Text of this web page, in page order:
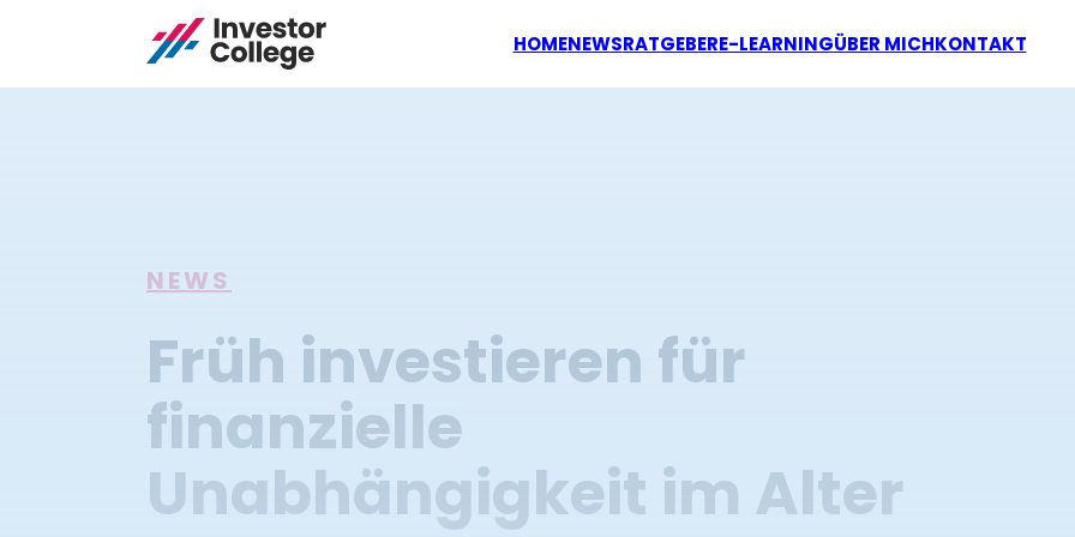
HOMENEWSRATGEBERE-LEARNINGÜBER MICHKONTAKT
NEWS
Früh investieren für
finanzielle
Unabhängigkeit im Alter